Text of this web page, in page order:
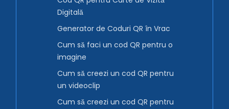
Digitală
Generator de Coduri QR în Vrac
Cum să faci un cod QR pentru o
imagine
Cum să creezi un cod QR pentru
un videoclip
Cum să creezi un cod QR pentru